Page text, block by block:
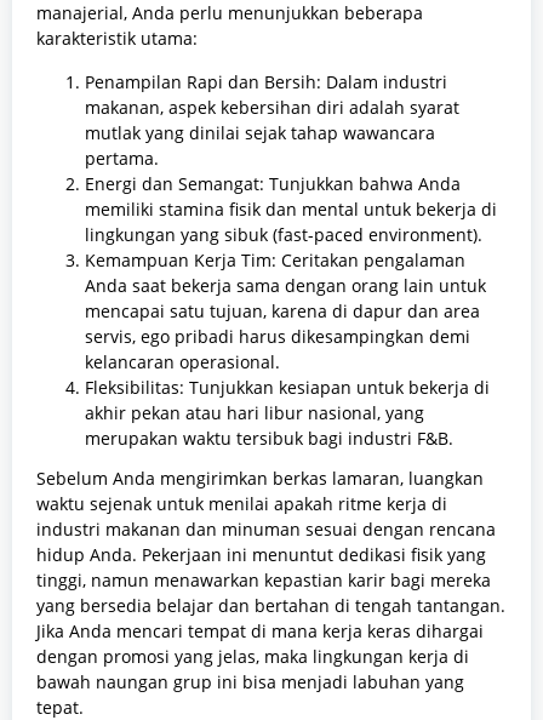
manajerial, Anda perlu menunjukkan beberapa
karakteristik utama:
Penampilan Rapi dan Bersih: Dalam industri
makanan, aspek kebersihan diri adalah syarat
mutlak yang dinilai sejak tahap wawancara
pertama.
Energi dan Semangat: Tunjukkan bahwa Anda
memiliki stamina fisik dan mental untuk bekerja di
lingkungan yang sibuk (fast-paced environment).
Kemampuan Kerja Tim: Ceritakan pengalaman
Anda saat bekerja sama dengan orang lain untuk
mencapai satu tujuan, karena di dapur dan area
servis, ego pribadi harus dikesampingkan demi
kelancaran operasional.
Fleksibilitas: Tunjukkan kesiapan untuk bekerja di
akhir pekan atau hari libur nasional, yang
merupakan waktu tersibuk bagi industri F&B.
Sebelum Anda mengirimkan berkas lamaran, luangkan
waktu sejenak untuk menilai apakah ritme kerja di
industri makanan dan minuman sesuai dengan rencana
hidup Anda. Pekerjaan ini menuntut dedikasi fisik yang
tinggi, namun menawarkan kepastian karir bagi mereka
yang bersedia belajar dan bertahan di tengah tantangan.
Jika Anda mencari tempat di mana kerja keras dihargai
dengan promosi yang jelas, maka lingkungan kerja di
bawah naungan grup ini bisa menjadi labuhan yang
tepat.